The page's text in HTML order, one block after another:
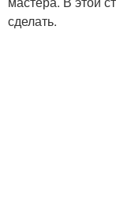
сделать.